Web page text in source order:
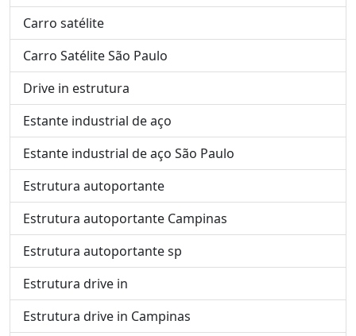
Carro satélite
Carro Satélite São Paulo
Drive in estrutura
Estante industrial de aço
Estante industrial de aço São Paulo
Estrutura autoportante
Estrutura autoportante Campinas
Estrutura autoportante sp
Estrutura drive in
Estrutura drive in Campinas